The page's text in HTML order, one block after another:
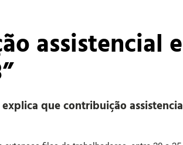
assistencial
que contribuição